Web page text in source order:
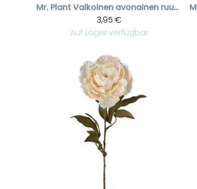
Mr. Plant
Valkoinen avonainen ruusu
3,95 €
Auf Lager verfügbar